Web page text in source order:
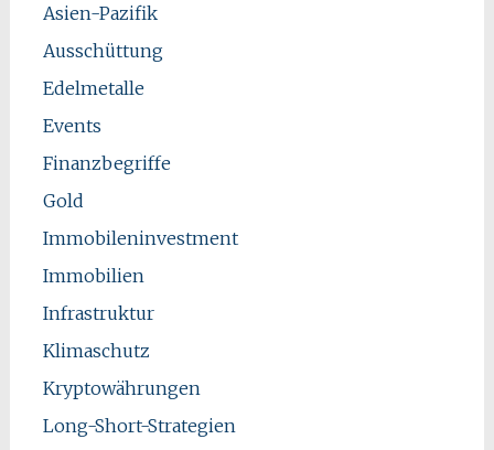
Asien-Pazifik
Ausschüttung
Edelmetalle
Events
Finanzbegriffe
Gold
Immobileninvestment
Immobilien
Infrastruktur
Klimaschutz
Kryptowährungen
Long-Short-Strategien